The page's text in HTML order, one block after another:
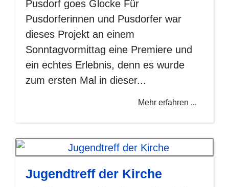
Pusdorf goes Glocke Für
Pusdorferinnen und Pusdorfer war
dieses Projekt an einem
Sonntagvormittag eine Premiere und
ein echtes Erlebnis, denn es wurde
zum ersten Mal in dieser...
Mehr erfahren ...
Jugendtreff der Kirche